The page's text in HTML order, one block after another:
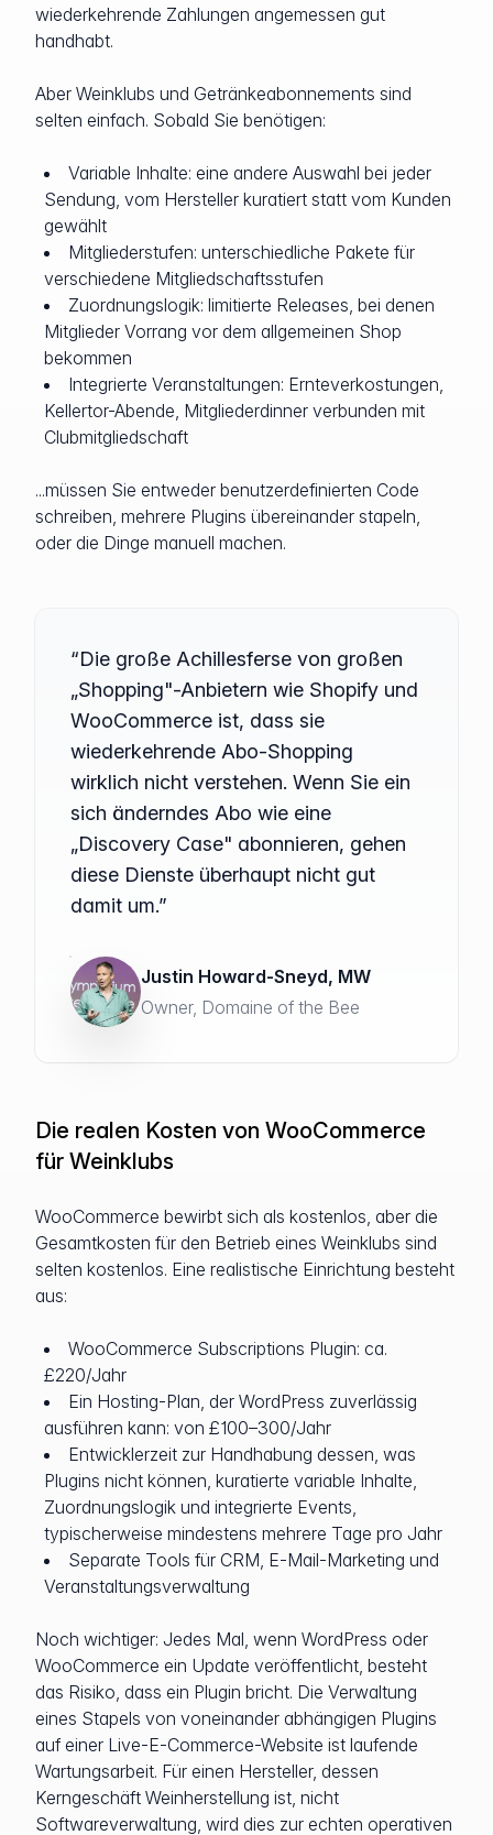
wiederkehrende Zahlungen angemessen gut
handhabt.
Aber Weinklubs und Getränkeabonnements sind
selten einfach. Sobald Sie benötigen:
Variable Inhalte: eine andere Auswahl bei jeder
Sendung, vom Hersteller kuratiert statt vom Kunden
gewählt
Mitgliederstufen: unterschiedliche Pakete für
verschiedene Mitgliedschaftsstufen
Zuordnungslogik: limitierte Releases, bei denen
Mitglieder Vorrang vor dem allgemeinen Shop
bekommen
Integrierte Veranstaltungen: Ernteverkostungen,
Kellertor-Abende, Mitgliederdinner verbunden mit
Clubmitgliedschaft
...müssen Sie entweder benutzerdefinierten Code
schreiben, mehrere Plugins übereinander stapeln,
oder die Dinge manuell machen.
“Die große Achillesferse von großen
„Shopping"-Anbietern wie Shopify und
WooCommerce ist, dass sie
wiederkehrende Abo-Shopping
wirklich nicht verstehen. Wenn Sie ein
sich änderndes Abo wie eine
„Discovery Case" abonnieren, gehen
diese Dienste überhaupt nicht gut
damit um.”
Justin Howard-Sneyd, MW
Owner, Domaine of the Bee
Die realen Kosten von WooCommerce
für Weinklubs
WooCommerce bewirbt sich als kostenlos, aber die
Gesamtkosten für den Betrieb eines Weinklubs sind
selten kostenlos. Eine realistische Einrichtung besteht
aus:
WooCommerce Subscriptions Plugin: ca.
£220/Jahr
Ein Hosting-Plan, der WordPress zuverlässig
ausführen kann: von £100–300/Jahr
Entwicklerzeit zur Handhabung dessen, was
Plugins nicht können, kuratierte variable Inhalte,
Zuordnungslogik und integrierte Events,
typischerweise mindestens mehrere Tage pro Jahr
Separate Tools für CRM, E-Mail-Marketing und
Veranstaltungsverwaltung
Noch wichtiger: Jedes Mal, wenn WordPress oder
WooCommerce ein Update veröffentlicht, besteht
das Risiko, dass ein Plugin bricht. Die Verwaltung
eines Stapels von voneinander abhängigen Plugins
auf einer Live-E-Commerce-Website ist laufende
Wartungsarbeit. Für einen Hersteller, dessen
Kerngeschäft Weinherstellung ist, nicht
Softwareverwaltung, wird dies zur echten operativen